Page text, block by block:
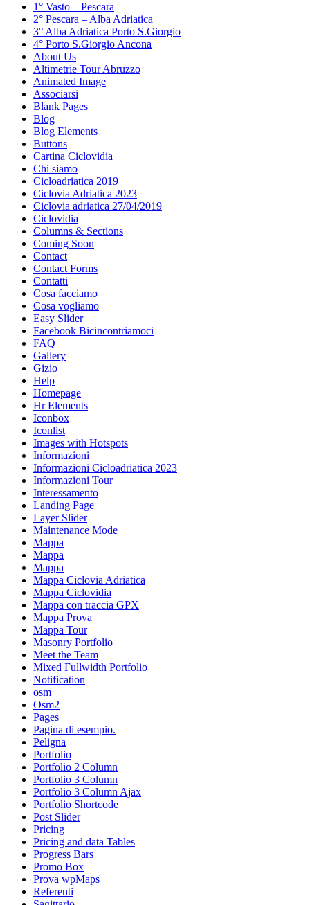
1° Vasto – Pescara
2° Pescara – Alba Adriatica
3° Alba Adriatica Porto S.Giorgio
4° Porto S.Giorgio Ancona
About Us
Altimetrie Tour Abruzzo
Animated Image
Associarsi
Blank Pages
Blog
Blog Elements
Buttons
Cartina Ciclovidia
Chi siamo
Cicloadriatica 2019
Ciclovia Adriatica 2023
Ciclovia adriatica 27/04/2019
Ciclovidia
Columns & Sections
Coming Soon
Contact
Contact Forms
Contatti
Cosa facciamo
Cosa vogliamo
Easy Slider
Facebook Bicincontriamoci
FAQ
Gallery
Gizio
Help
Homepage
Hr Elements
Iconbox
Iconlist
Images with Hotspots
Informazioni
Informazioni Cicloadriatica 2023
Informazioni Tour
Interessamento
Landing Page
Layer Slider
Maintenance Mode
Mappa
Mappa
Mappa
Mappa Ciclovia Adriatica
Mappa Ciclovidia
Mappa con traccia GPX
Mappa Prova
Mappa Tour
Masonry Portfolio
Meet the Team
Mixed Fullwidth Portfolio
Notification
osm
Osm2
Pages
Pagina di esempio.
Peligna
Portfolio
Portfolio 2 Column
Portfolio 3 Column
Portfolio 3 Column Ajax
Portfolio Shortcode
Post Slider
Pricing
Pricing and data Tables
Progress Bars
Promo Box
Prova wpMaps
Referenti